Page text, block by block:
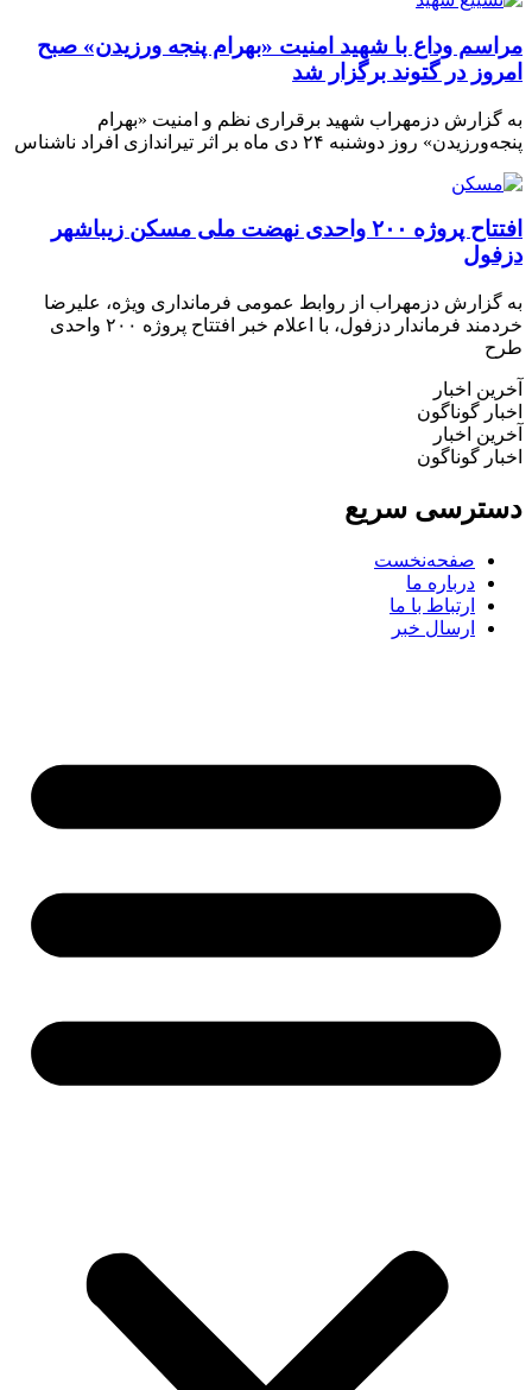
مراسم وداع با شهید امنیت «بهرام پنجه ورزیدن» صبح
امروز در گتوند برگزار شد
به گزارش دزمهراب شهید برقراری نظم و امنیت «بهرام
پنجه‌ورزیدن» روز دوشنبه ۲۴ دی ماه بر اثر تیراندازی افراد ناشناس
افتتاح پروژه ۲۰۰ واحدی نهضت ملی مسکن زیباشهر
دزفول
به گزارش دزمهراب از روابط عمومی فرمانداری ویژه، علیرضا
خردمند فرماندار دزفول، با اعلام خبر افتتاح پروژه ۲۰۰ واحدی
طرح
آخرین اخبار
اخبار گوناگون
آخرین اخبار
اخبار گوناگون
دسترسی سریع
صفحه‌نخست
درباره ما
ارتباط با ما
ارسال خبر